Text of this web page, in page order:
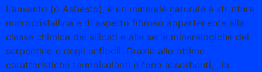
L’amianto (o Asbesto), è un minerale naturale a struttura
microcristallina e di aspetto fibroso appartenente alla
classe chimica dei silicati e alle serie mineralogiche del
serpentino e degli anfiboli. Grazie alle ottime
caratteristiche termoisolanti e fono assorbenti, , la